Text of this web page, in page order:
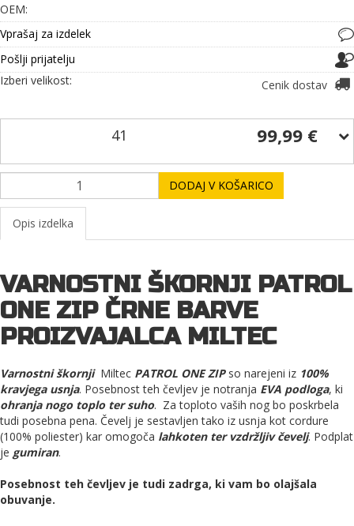
OEM:
Vprašaj za izdelek
Pošlji prijatelju
Cenik dostav
Izberi velikost:
41 99,99 €
DODAJ V KOŠARICO
Opis izdelka
VARNOSTNI ŠKORNJI PATROL
ONE ZIP ČRNE BARVE
PROIZVAJALCA MILTEC
Varnostni škornjiMiltec PATROL ONE ZIP so narejeni iz 100%
kravjega usnja. Posebnost teh čevljev je notranja EVA podloga, ki
ohranja nogo toplo ter suho. Za toploto vaših nog bo poskrbela
tudi posebna pena. Čevelj je sestavljen tako iz usnja kot cordure
(100% poliester) kar omogoča lahkoten ter vzdržljiv čevelj. Podplat
je gumiran.
Posebnost teh čevljev je tudi zadrga, ki vam bo olajšala
obuvanje.